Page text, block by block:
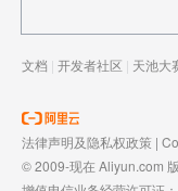
文档 | 开发者社区 | 天池大
法律声明及隐私权政策 |
© 2009-现在 Aliyun.com